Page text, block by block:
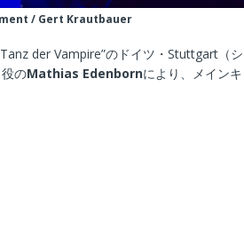
/ Gert Krautbauer
der Vampire”のドイツ・Stuttgart（
のMathias Edenbornにより、メイン